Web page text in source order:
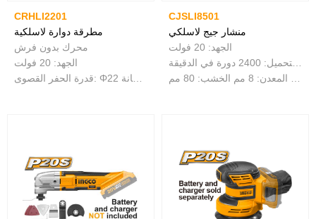
CRHLI2201
مطرقة دوارة لاسلكية
محرك بدون فرش
الجهد: 20 فولت
CJSLI8501
منشار جيج لاسلكي
الجهد: 20 فولت